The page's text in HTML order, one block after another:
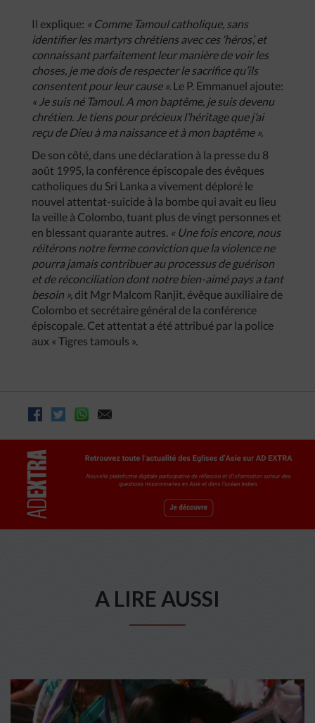
Il explique: « Comme Tamoul catholique, sans
identifier les martyrs chrétiens avec ces ‘héros’, et
connaissant parfaitement leur manière de voir les
choses, je me dois de respecter le sacrifice qu’ils
consentent pour leur cause ». Le P. Emmanuel ajoute:
« Je suis né Tamoul. A mon baptême, je suis devenu
chrétien. Je tiens pour précieux l’héritage que j’ai
reçu de Dieu à ma naissance et à mon baptême ».
De son côté, dans une déclaration à la presse du 8
août 1995, la conférence épiscopale des évêques
catholiques du Sri Lanka a vivement déploré le
nouvel attentat-suicide à la bombe qui avait eu lieu
la veille à Colombo, tuant plus de vingt personnes et
en blessant quarante autres. « Une fois encore, nous
réitérons notre ferme conviction que la violence ne
pourra jamais contribuer au processus de guérison
et de réconciliation dont notre bien-aimé pays a tant
besoin », dit Mgr Malcom Ranjit, évêque auxiliaire de
Colombo et secrétaire général de la conférence
épiscopale. Cet attentat a été attribué par la police
aux « Tigres tamouls ».
A LIRE AUSSI